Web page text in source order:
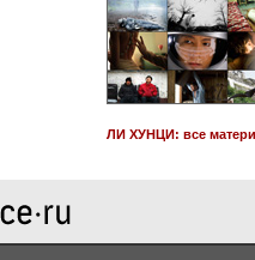
ЛИ ХУНЦИ: все